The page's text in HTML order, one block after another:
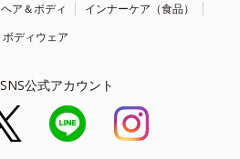
ヘア＆ボディ
インナーケア（食品）
ボディウェア
公式アカウント